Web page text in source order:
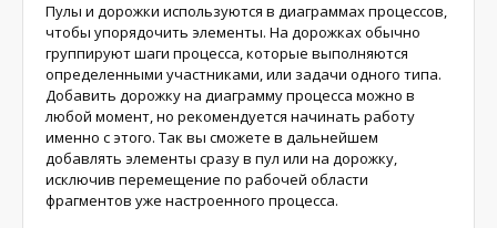
Пулы и дорожки используются в диаграммах процессов,
чтобы упорядочить элементы. На дорожках обычно
группируют шаги процесса, которые выполняются
определенными участниками, или задачи одного типа.
Добавить дорожку на диаграмму процесса можно в
любой момент, но рекомендуется начинать работу
именно с этого. Так вы сможете в дальнейшем
добавлять элементы сразу в пул или на дорожку,
исключив перемещение по рабочей области
фрагментов уже настроенного процесса.